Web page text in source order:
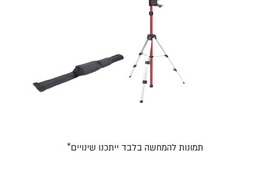
*תמונות להמחשה בלבד ייתכנו שינויים